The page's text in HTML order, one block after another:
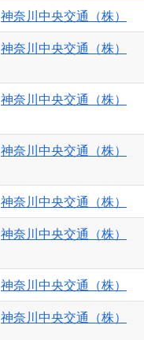
神奈川中央交通（株）
神奈川中央交通（株）
神奈川中央交通（株）
神奈川中央交通（株）
神奈川中央交通（株）
神奈川中央交通（株）
神奈川中央交通（株）
神奈川中央交通（株）